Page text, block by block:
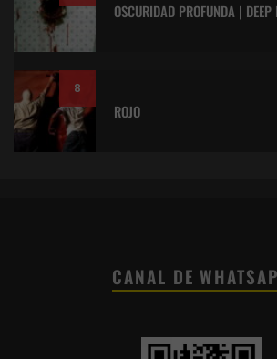
OSCURIDAD PROFUNDA | DEEP
8
ROJO
CANAL DE